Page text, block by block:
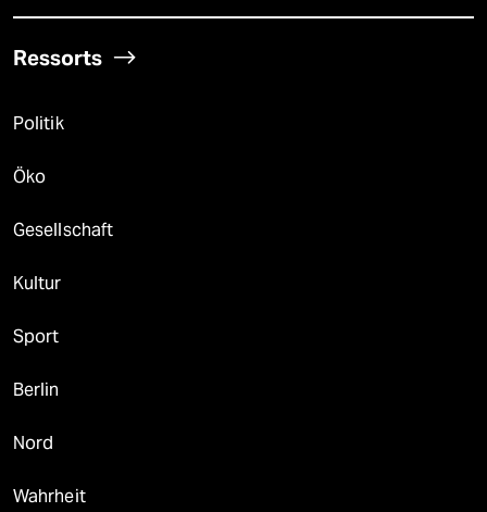
Ressorts
Politik
Öko
Gesellschaft
Kultur
Sport
Berlin
Nord
Wahrheit